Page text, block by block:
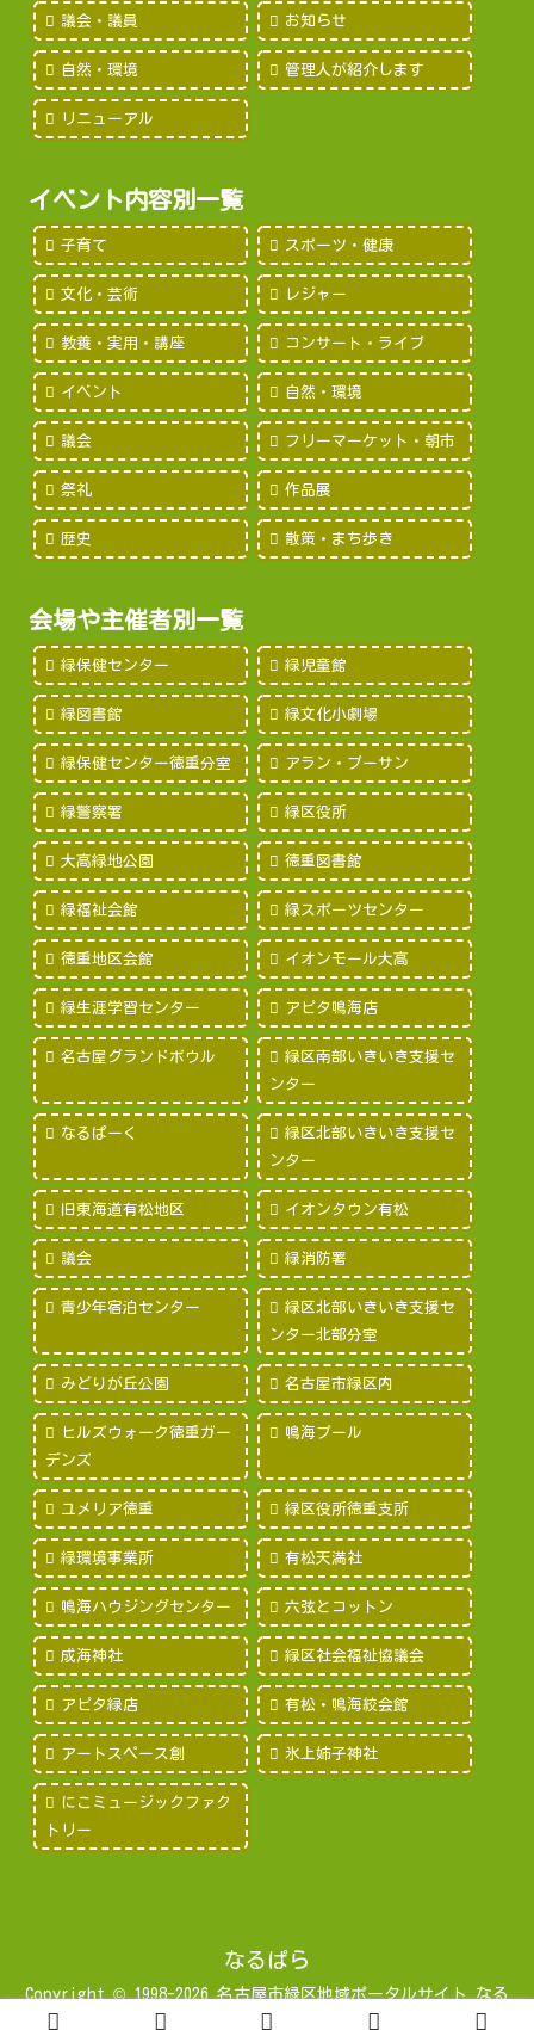
議会・議員 お知らせ
自然・環境 管理人が紹介します
リニューアル
イベント内容別一覧
子育て スポーツ・健康
文化・芸術 レジャー
教養・実用・講座 コンサート・ライブ
イベント 自然・環境
議会 フリーマーケット・朝市
祭礼 作品展
歴史 散策・まち歩き
会場や主催者別一覧
緑保健センター 緑児童館
緑図書館 緑文化小劇場
緑保健センター徳重分室 アラン・プーサン
緑警察署 緑区役所
大高緑地公園 徳重図書館
緑福祉会館 緑スポーツセンター
徳重地区会館 イオンモール大高
緑生涯学習センター アピタ鳴海店
名古屋グランドボウル
緑区南部いきいき支援セ
ンター
なるぱーく
緑区北部いきいき支援セ
ンター
旧東海道有松地区 イオンタウン有松
議会 緑消防署
青少年宿泊センター
緑区北部いきいき支援セ
ンター北部分室
みどりが丘公園 名古屋市緑区内
ヒルズウォーク徳重ガー
デンズ
鳴海プール
ユメリア徳重 緑区役所徳重支所
緑環境事業所 有松天満社
鳴海ハウジングセンター 六弦とコットン
成海神社 緑区社会福祉協議会
アピタ緑店 有松・鳴海絞会館
アートスペース創 氷上姉子神社
にこミュージックファク
トリー
なるぱら
Copyright © 1998-2026 名古屋市緑区地域ポータルサイト なる